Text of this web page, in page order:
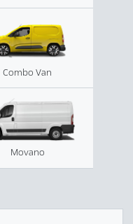
Combo Van
Movano